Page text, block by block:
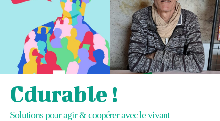
Cdurable !
Solutions pour agir & coopérer avec le vivant